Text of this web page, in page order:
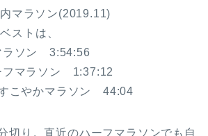
マラソン(2019.11)
ストは、
ソン 3:54:56
マラソン 1:37:12
こやかマラソン 44:04
切り。直近のハーフマラソンでも自